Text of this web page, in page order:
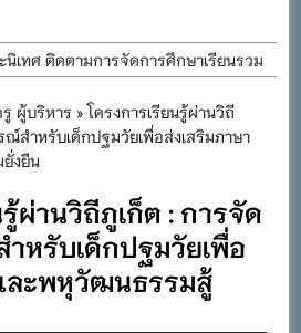
เทศ ติดตามการจัดการศึกษาเรียนรวม
รจัดทำแผนพัฒนาการจัดการศึกษาและ
ประจำปีของโรงเรียนในสังกัด
องราชสักการะ วางพานพุ่ม และจุด
ะพรชัยมงคล เนื่องในโอกาสวันเฉลิม
ษา พระบาทสมเด็จพระเจ้าอยู่หัว ๒๘
๕๖๙
ผู้บริหาร » โครงการเรียนรู้ผ่านวิถี
สำหรับเด็กปฐมวัยเพื่อส่งเสริมภาษา
งยืน
ผ่านวิถีภูเก็ต : การจัด
หรับเด็กปฐมวัยเพื่อ
ละพหุวัฒนธรรมสู้